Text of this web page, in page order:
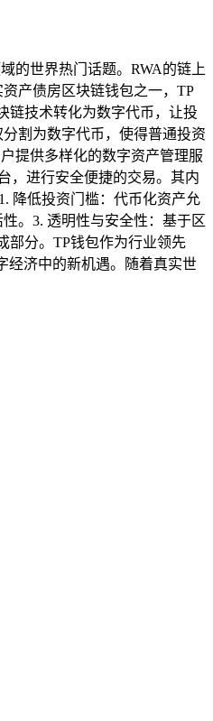
的世界热门话题。RWA的链上
产债房区块链钱包之一，TP
链技术转化为数字代币，让投
割为数字代币，使得普通投资
提供多样化的数字资产管理服
，进行安全便捷的交易。其内
降低投资门槛：代币化资产允
。3. 透明性与安全性：基于区
部分。TP钱包作为行业领先
经济中的新机遇。随着真实世